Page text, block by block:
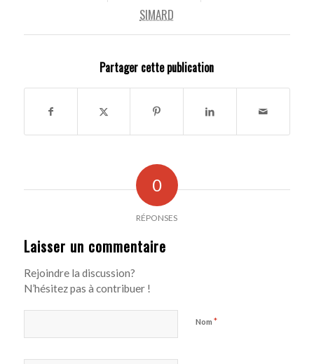
SIMARD
Partager cette publication
0
RÉPONSES
Laisser un commentaire
Rejoindre la discussion?
N’hésitez pas à contribuer !
Nom *